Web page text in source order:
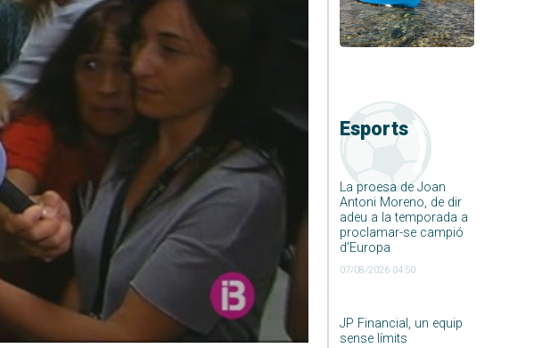
Esports
La proesa de Joan
Antoni Moreno, de dir
adeu a la temporada a
proclamar-se campió
d’Europa
07/08/2026 04:50
JP Financial, un equip
sense límits